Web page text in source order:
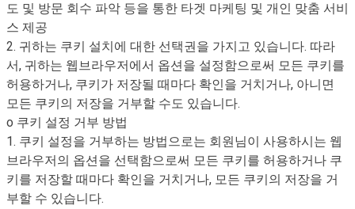
도 및 방문 회수 파악 등을 통한 타겟 마케팅 및 개인 맞춤 서비
스 제공
2. 귀하는 쿠키 설치에 대한 선택권을 가지고 있습니다. 따라
서, 귀하는 웹브라우저에서 옵션을 설정함으로써 모든 쿠키를
허용하거나, 쿠키가 저장될 때마다 확인을 거치거나, 아니면
모든 쿠키의 저장을 거부할 수도 있습니다.
o 쿠키 설정 거부 방법
1. 쿠키 설정을 거부하는 방법으로는 회원님이 사용하시는 웹
브라우저의 옵션을 선택함으로써 모든 쿠키를 허용하거나 쿠
키를 저장할 때마다 확인을 거치거나, 모든 쿠키의 저장을 거
부할 수 있습니다.